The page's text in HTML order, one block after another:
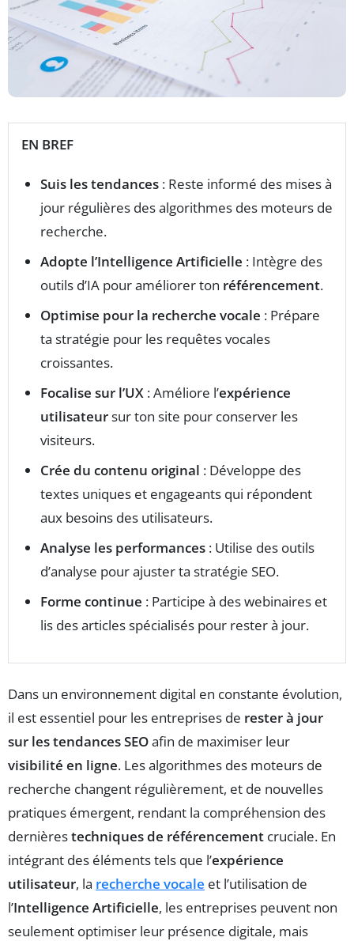
EN BREF
Suis les tendances : Reste informé des mises à
jour régulières des algorithmes des moteurs de
recherche.
Adopte l’Intelligence Artificielle : Intègre des
outils d’IA pour améliorer ton référencement.
Optimise pour la recherche vocale : Prépare
ta stratégie pour les requêtes vocales
croissantes.
Focalise sur l’UX : Améliore l’expérience
utilisateursur ton site pour conserver les
visiteurs.
Crée du contenu original : Développe des
textes uniques et engageants qui répondent
aux besoins des utilisateurs.
Analyse les performances : Utilise des outils
d’analyse pour ajuster ta stratégie SEO.
Forme continue : Participe à des webinaires et
lis des articles spécialisés pour rester à jour.
Dans un environnement digital en constante évolution,
il est essentiel pour les entreprises de rester à jour
sur les tendances SEOafin de maximiser leur
visibilité en ligne. Les algorithmes des moteurs de
recherche changent régulièrement, et de nouvelles
pratiques émergent, rendant la compréhension des
dernièrestechniques de référencement cruciale. En
intégrant des éléments tels que l’expérience
utilisateur, la recherche vocale et l’utilisation de
l’Intelligence Artificielle, les entreprises peuvent non
seulement optimiser leur présence digitale, mais